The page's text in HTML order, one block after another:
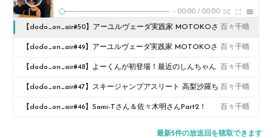
- 00:00 / 00:00
【dodo_on_air#50】⁠アーユルヴェーダ実践家 MOTOKOさ
ん・チャクラグラシスト翠さんPart2！
百々千晴
【dodo_on_air#49】⁠アーユルヴェーダ実践家 MOTOKOさ
ん・チャクラグラシスト翠さんと共にカムバ！
百々千晴
【dodo_on_air#48】よーくんが初登場！最近のしんちゃん
の恋愛事情
百々千晴
【dodo_on_air#47】スキージャンプアスリート 高梨沙羅ち
ゃん登場！
百々千晴
【dodo_on_air#46】Sami-Tさん＆佐々木明さんPart2！ 百々千晴
最新5件の放送回を聴取できます